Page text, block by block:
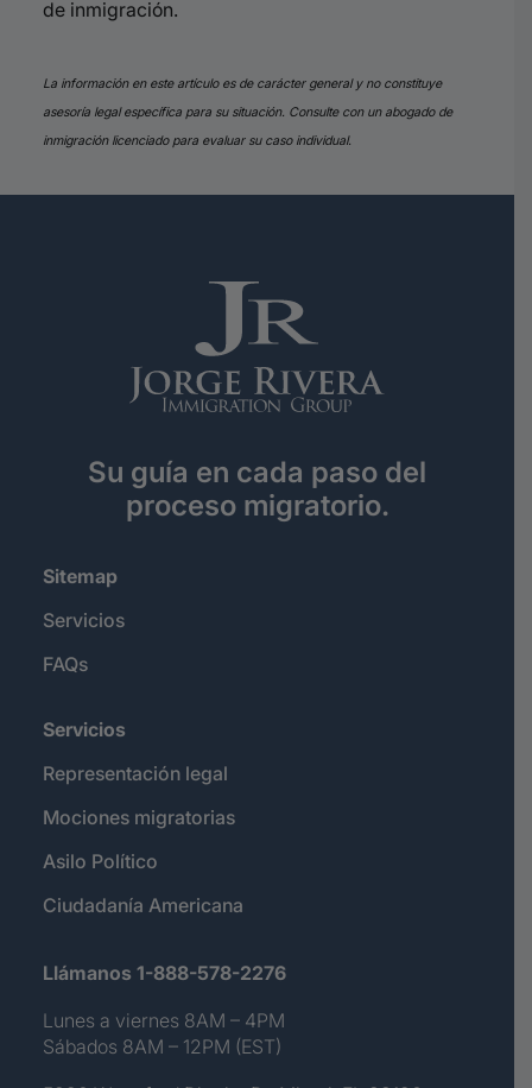
de inmigración.
La información en este artículo es de carácter general y no constituye
asesoría legal específica para su situación. Consulte con un abogado de
inmigración licenciado para evaluar su caso individual.
Su guía en cada paso del
proceso migratorio.
Sitemap
Servicios
FAQs
Servicios
Representación legal
Mociones migratorias
Asilo Político
Ciudadanía Americana
Llámanos 1-888-578-2276
Lunes a viernes 8AM – 4PM
Sábados 8AM – 12PM (EST)